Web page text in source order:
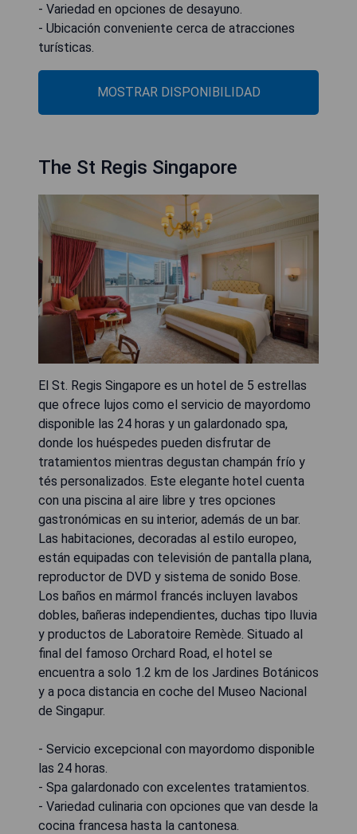
- Variedad en opciones de desayuno.
- Ubicación conveniente cerca de atracciones
turísticas.
MOSTRAR DISPONIBILIDAD
The St Regis Singapore
El St. Regis Singapore es un hotel de 5 estrellas
que ofrece lujos como el servicio de mayordomo
disponible las 24 horas y un galardonado spa,
donde los huéspedes pueden disfrutar de
tratamientos mientras degustan champán frío y
tés personalizados. Este elegante hotel cuenta
con una piscina al aire libre y tres opciones
gastronómicas en su interior, además de un bar.
Las habitaciones, decoradas al estilo europeo,
están equipadas con televisión de pantalla plana,
reproductor de DVD y sistema de sonido Bose.
Los baños en mármol francés incluyen lavabos
dobles, bañeras independientes, duchas tipo lluvia
y productos de Laboratoire Remède. Situado al
final del famoso Orchard Road, el hotel se
encuentra a solo 1.2 km de los Jardines Botánicos
y a poca distancia en coche del Museo Nacional
de Singapur.
- Servicio excepcional con mayordomo disponible
las 24 horas.
- Spa galardonado con excelentes tratamientos.
- Variedad culinaria con opciones que van desde la
cocina francesa hasta la cantonesa.